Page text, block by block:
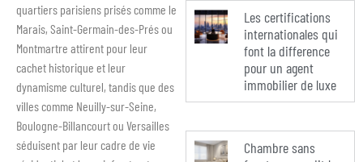
quartiers parisiens prisés comme le
Marais, Saint-Germain-des-Prés ou
Montmartre attirent pour leur
cachet historique et leur
dynamisme culturel, tandis que des
villes comme Neuilly-sur-Seine,
Boulogne-Billancourt ou Versailles
séduisent par leur cadre de vie
Les certifications
internationales qui
font la difference
pour un agent
immobilier de luxe
Chambre sans